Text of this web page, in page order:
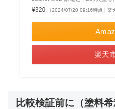
¥320
（2024/07/20 09:16時点 | 楽
楽天
比較検証前に（塗料希